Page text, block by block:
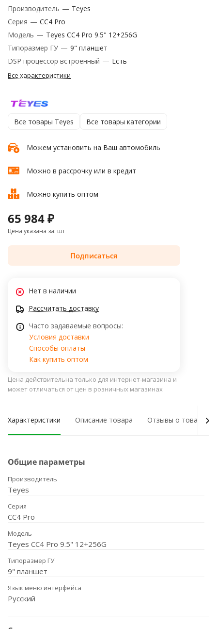
Производитель — Teyes
Серия — CC4 Pro
Модель — Teyes CC4 Pro 9.5" 12+256G
Типоразмер ГУ — 9" планшет
DSP процессор встроенный — Есть
Все характеристики
Все товары Teyes Все товары категории
Можем установить на Ваш автомобиль
Можно в рассрочку или в кредит
Можно купить оптом
65 984 ₽
Цена указана за: шт
Подписаться
Нет в наличии
Рассчитать доставку
Часто задаваемые вопросы:
Условия доставки
Способы оплаты
Как купить оптом
Цена действительна только для интернет-магазина и
может отличаться от цен в розничных магазинах
Характеристики Описание товара Отзывы о товаре
Общие параметры
Производитель
Teyes
Серия
CC4 Pro
Модель
Teyes CC4 Pro 9.5" 12+256G
Типоразмер ГУ
9" планшет
Язык меню интерфейса
Русский